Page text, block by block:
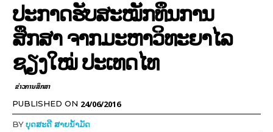
ປະກາດຮັບສະໝັກທຶນການ
ສຶກສາ ຈາກມະຫາວິທະຍາໄລ
ຊຽງໃໝ່ ປະເທດໄທ
ຂ່າວການສຶກສາ
PUBLISHED ON 24/06/2016
BYບຸດສະດີ ສາຍນ້ຳມັດ